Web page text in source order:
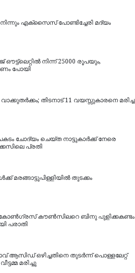
എക്സൈസ് പോണ്ടിച്ചേരി മദ്യം
ഔട്ട്ലെറ്റിൽ നിന്ന് 25000 രൂപയും,
പോയി
തിടനാട് 11 വയസ്സുകാരനെ മരിച്ച
ചോദ്യം ചെയ്ത നാട്ടുകാര്‍ക്ക് നേരെ
പ്രതി
മരങ്ങാട്ടുപിള്ളിയില്‍ തുടക്കം
കൗൺസിലറെ ബിനു പുളിക്കകണ്ടം
പരാതി
ആസിഡ് ഒഴിച്ചതിനെ തുടർന്ന് പൊള്ളലേറ്റ്
മരിച്ചു